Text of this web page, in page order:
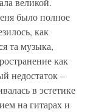
было полное
как
та музыка,
как
недостаток –
в эстетике
на гитарах и